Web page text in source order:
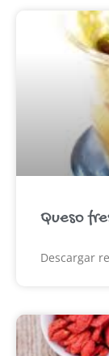
Queso
Descargar